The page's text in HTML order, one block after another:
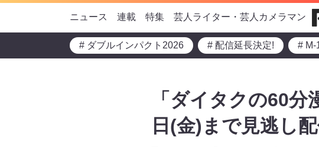
ニュース 連載 特集 芸人ライター・芸人カメラマン
# ダブルインパクト2026 # 配信延長決定! # M-
「ダイタクの60
日(金)まで見逃し